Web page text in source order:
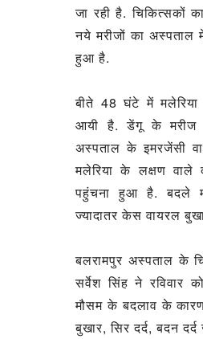
जा रही है. चिकित्सकों
नये मरीजों का अस्पताल
हुआ है.
बीते 48 घंटे में
आयी है. डेंगू के मरीज
अस्पताल के इमरजेंसी
मलेरिया के लक्षण वाले
पहुंचना हुआ है. बदले
ज्यादातर केस वायरल
बलरामपुर अस्पताल के
सर्वेश सिंह ने रविवार
मौसम के बदलाव के
बुखार, सिर दर्द, बदन दर्द